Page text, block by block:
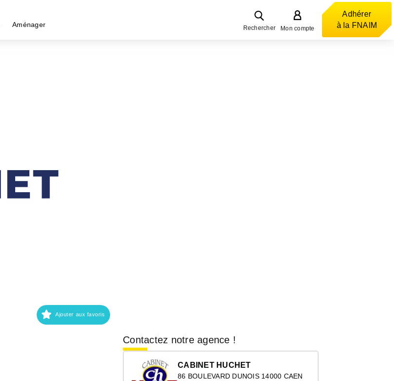
Aménager Rechercher Mon compte
Adhérer
à la FNAIM
Ajouter aux favoris
Contactez notre agence !
CABINET HUCHET
86 BOULEVARD DUNOIS 14000 CAEN